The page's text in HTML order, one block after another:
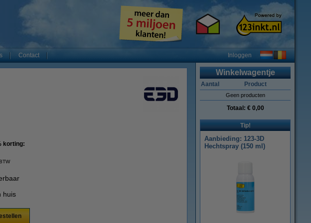
Contact Inloggen
korting:
huis
Winkelwagentje
Aantal Product
Geen producten
Totaal: € 0,00
Tip!
Aanbieding: 123-3D
Hechtspray (150 ml)